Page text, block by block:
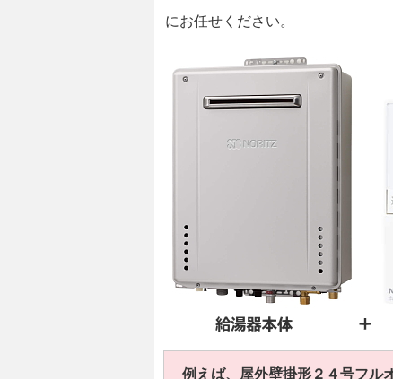
にお任せください。
例えば、屋外壁掛形２４号フル